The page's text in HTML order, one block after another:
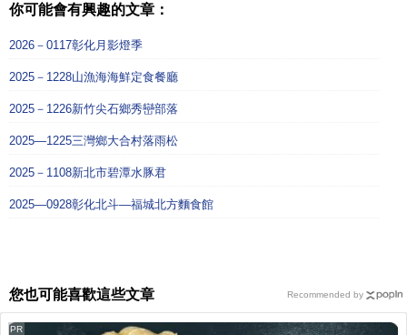
你可能會有興趣的文章：
2026－0117彰化月影燈季
2025－1228山漁海海鮮定食餐廳
2025－1226新竹尖石鄉秀巒部落
2025—1225三灣鄉大合村落雨松
2025－1108新北市碧潭水豚君
2025—0928彰化北斗—福城北方麵食館
您也可能喜歡這些文章
PR
Recommended by